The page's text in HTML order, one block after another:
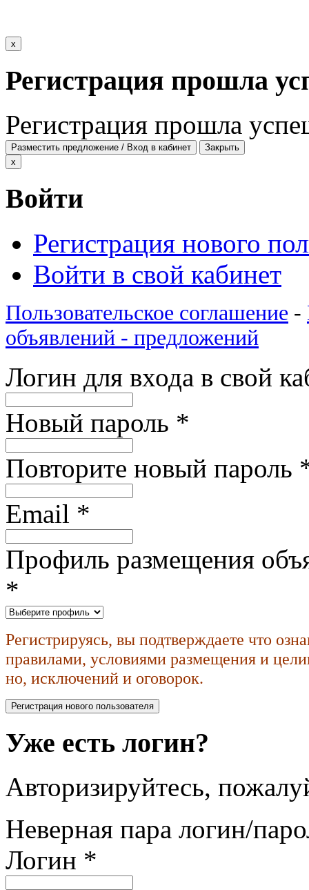
x
Регистрация прошла
Регистрация прошла
Разместить предложение / Вход в кабинет
Закрыть
x
Войти
Регистрация нового
Войти в свой кабинет
Пользовательское соглашение -
объявлений - предложений
Логин для входа в свой
Новый пароль *
Повторите новый пароль
Email *
Профиль размещения
*
Регистрируясь, вы подтверждаете что
правилами, условиями размещения и
но, исключений и оговорок.
Уже есть логин?
Авторизируйтесь,
Неверная пара логин/
Логин *